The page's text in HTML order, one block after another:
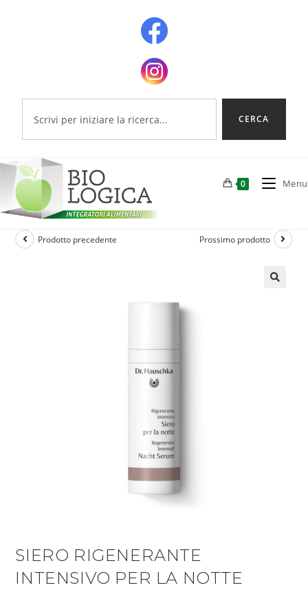
CERCA
0 Menu
Prodotto precedente Prossimo prodotto
SIERO RIGENERANTE
INTENSIVO PER LA NOTTE